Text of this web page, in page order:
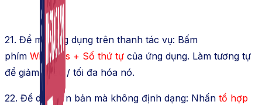
21. Để mở ứng dụng trên thanh tác vụ: Bấm
phím Windows + Số thứ tự của ứng dụng. Làm tương tự
để giảm thiểu / tối đa hóa nó.
22. Để dán văn bản mà không định dạng: Nhấn tổ hợp